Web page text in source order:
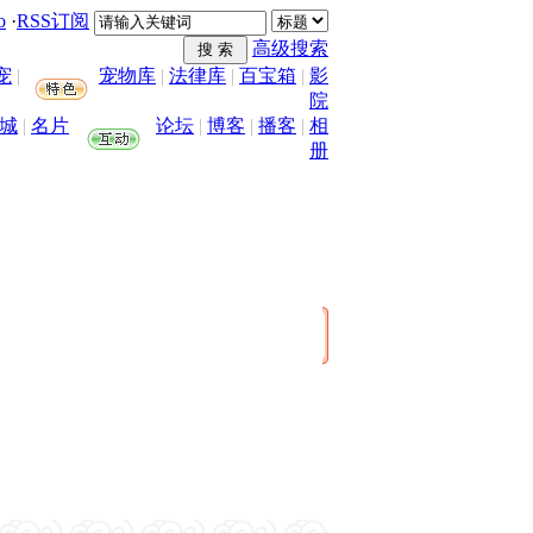
·RSS订阅
高级搜索
| 宠物库 | 法律库 | 百宝箱 | 影
院
| 名片 论坛 | 博客 | 播客 | 相
册